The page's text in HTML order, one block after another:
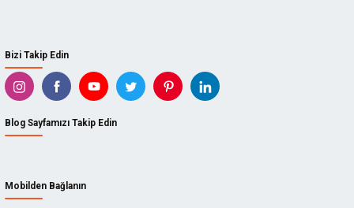
Bizi Takip Edin
Blog Sayfamızı Takip Edin
Mobilden Bağlanın